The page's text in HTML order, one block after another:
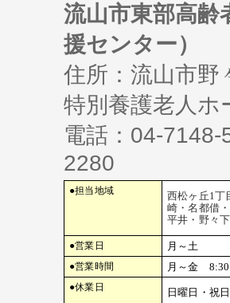
流山市東部高齢
援センター）
住所：流山市野
特別養護老人ホ
電話：04-
2280
●担当地域
西松ヶ丘1丁
崎・名都借
平井・野々
●営業日 月～土
●営業時間 月～金　
●休業日 日曜日・祝